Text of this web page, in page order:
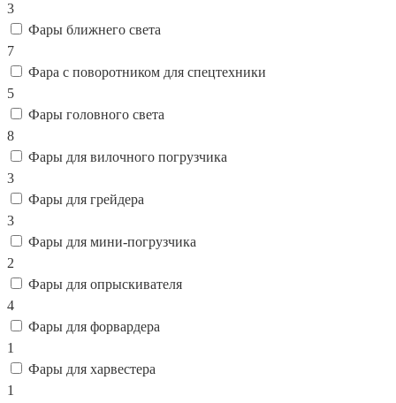
3
Фары ближнего света
7
Фара с поворотником для спецтехники
5
Фары головного света
8
Фары для вилочного погрузчика
3
Фары для грейдера
3
Фары для мини-погрузчика
2
Фары для опрыскивателя
4
Фары для форвардера
1
Фары для харвестера
1